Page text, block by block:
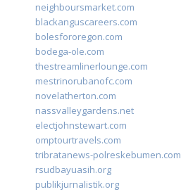
neighboursmarket.com
blackanguscareers.com
bolesfororegon.com
bodega-ole.com
thestreamlinerlounge.com
mestrinorubanofc.com
novelatherton.com
nassvalleygardens.net
electjohnstewart.com
omptourtravels.com
tribratanews-polreskebumen.com
rsudbayuasih.org
publikjurnalistik.org